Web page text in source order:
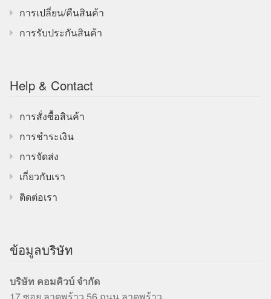
การเปลี่ยน/คืนสินค้า
การรับประกันสินค้า
Help & Contact
การสั่งซื้อสินค้า
การชำระเงิน
การจัดส่ง
เกี่ยวกับเรา
ติดต่อเรา
ข้อมูลบริษัท
บริษัท คอมคิวบ์ จำกัด